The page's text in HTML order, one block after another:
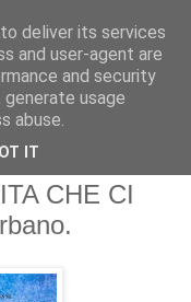
CHE CI
deliver its services
and user-agent are
and security
usage
abuse.
IT